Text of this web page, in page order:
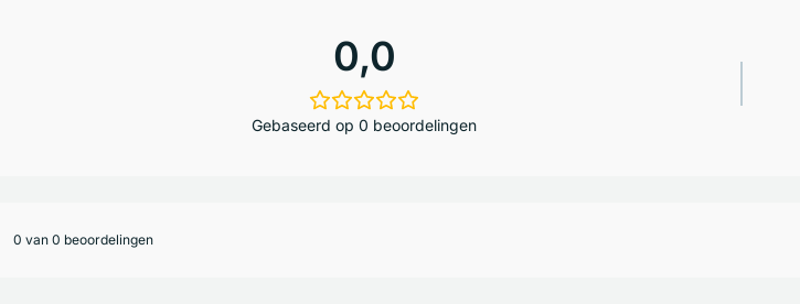
0,0
Gebaseerd op 0 beoordelingen
0 van 0 beoordelingen